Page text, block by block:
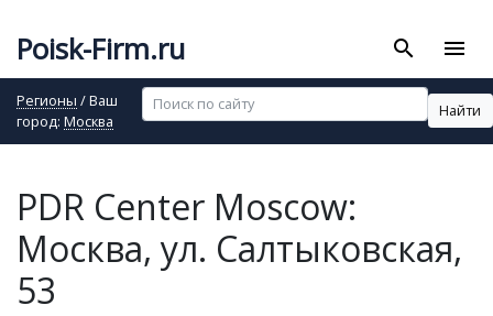
Poisk-Firm.ru search menu
Регионы / Ваш
город: Москва
Найти
PDR Center Moscow:
Москва, ул. Салтыковская,
53